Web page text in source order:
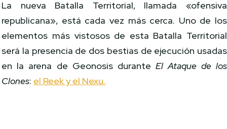
La nueva Batalla Territorial, llamada «ofensiva
republicana», está cada vez más cerca. Uno de los
elementos más vistosos de esta Batalla Territorial
será la presencia de dos bestias de ejecución usadas
en la arena de Geonosis durante El Ataque de los
Clones: el Reek y el Nexu.